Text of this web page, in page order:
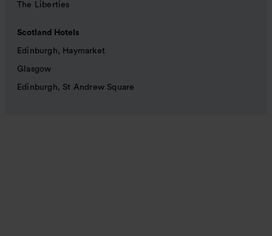
The Liberties
Scotland Hotels
Edinburgh, Haymarket
Glasgow
Edinburgh, St Andrew Square